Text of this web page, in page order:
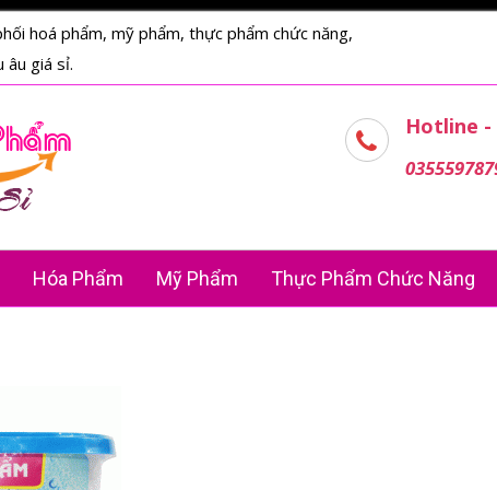
hoá phẩm, mỹ phẩm, thực phẩm chức năng,
âu giá sỉ.
Hotline -
Hóa Phẩm Mỹ Phẩm Thực Phẩm Chức Năng